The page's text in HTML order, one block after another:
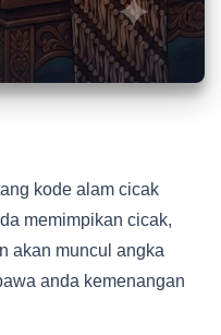
kode alam cicak
memimpikan cicak,
akan muncul angka
anda kemenangan